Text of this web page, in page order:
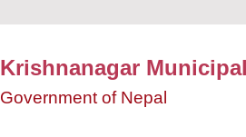
Krishnanagar
Government of Nepal